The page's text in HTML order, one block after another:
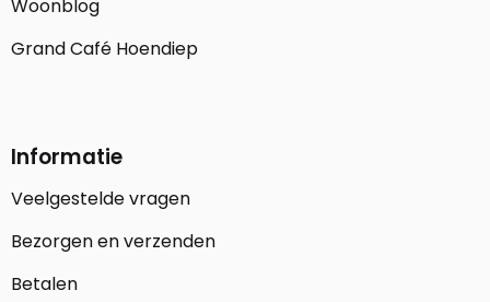
Woonblog
Grand Café Hoendiep
Informatie
Veelgestelde vragen
Bezorgen en verzenden
Betalen